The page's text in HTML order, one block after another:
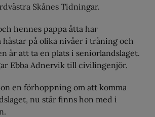
Skånes Tidningar.
hennes pappa åtta har
hästar på olika nivåer i träning och
är att ta en plats i seniorlandslaget.
Ebba Adnervik till civilingenjör.
en förhoppning om att komma
nu står finns hon med i